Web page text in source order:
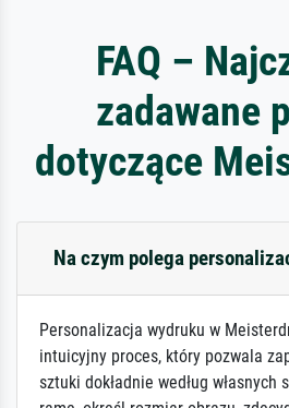
FAQ –
zadawane
dotyczące
Na czym polega
Personalizacja wydruku w
intuicyjny proces, który pozwala
sztuki dokładnie według własnych